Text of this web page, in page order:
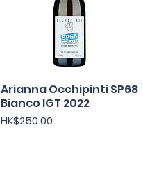
快速瀏覽
Arianna Occhipinti SP68
Bianco IGT 2022
價格
HK$250.00